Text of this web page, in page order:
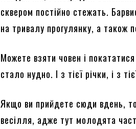
сквером постійно стежать.
на тривалу прогулянку, а також
Можете взяти човен і
стало нудно. І з тієї річки, і з
Якщо ви прийдете сюди вдень,
весілля, адже тут молодята